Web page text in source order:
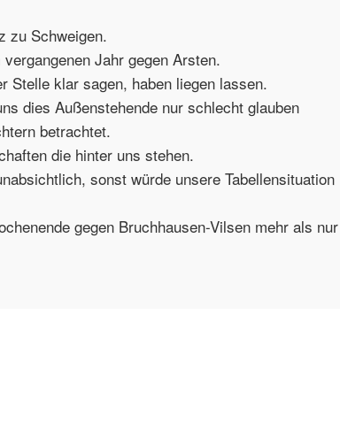
zu Schweigen.
Jahr gegen Arsten.
Stelle klar sagen, haben liegen lassen.
dies Außenstehende nur schlecht glauben
betrachtet.
die hinter uns stehen.
sonst würde unsere Tabellensituation
gegen Bruchhausen-Vilsen mehr als nur